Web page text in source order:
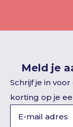
Meld je
Schrijf je in
korting op je